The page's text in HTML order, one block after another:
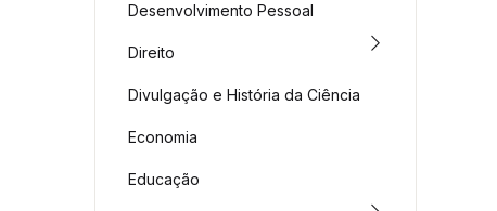
Desenvolvimento Pessoal
Direito
Divulgação e História da Ciência
Economia
Educação